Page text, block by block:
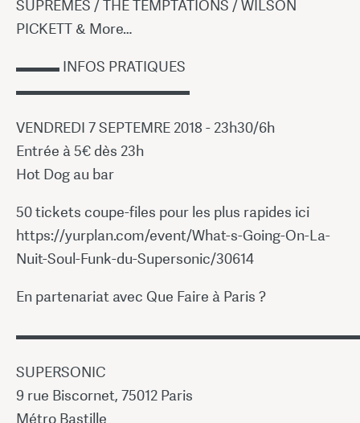
SUPREMES / THE TEMPTATIONS / WILSON
PICKETT & More…
▬▬▬ INFOS PRATIQUES
▬▬▬▬▬▬▬▬▬▬▬▬
VENDREDI 7 SEPTEMRE 2018 - 23h30/6h
Entrée à 5€ dès 23h
Hot Dog au bar
50 tickets coupe-files pour les plus rapides ici
https://yurplan.com/event/What-s-Going-On-La-
Nuit-Soul-Funk-du-Supersonic/30614
En partenariat avec Que Faire à Paris ?
SUPERSONIC
9 rue Biscornet, 75012 Paris
Métro Bastille